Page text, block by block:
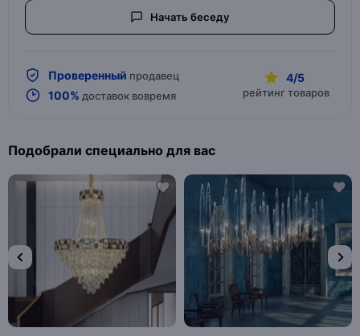
Начать беседу
Проверенный продавец
100% доставок вовремя
4/5
рейтинг товаров
Подобрали специально для вас